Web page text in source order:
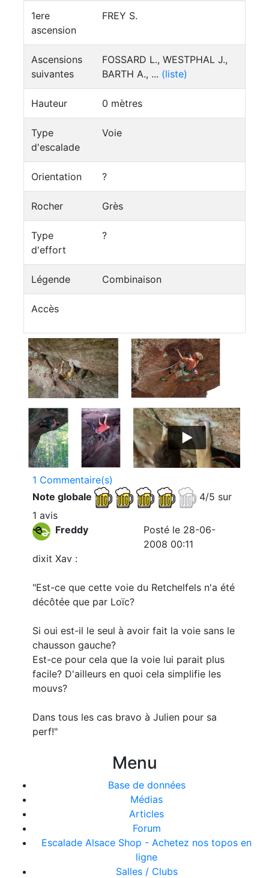
1ere
ascension
FREY S.
Ascensions
suivantes
FOSSARD L., WESTPHAL J.,
BARTH A., ... (liste)
Hauteur 0 mètres
Type
d'escalade
Voie
Orientation ?
Rocher Grès
Type
d'effort
?
Légende Combinaison
Accès
1 Commentaire(s)
Note globale
4/5 sur
1 avis
Freddy
Posté le 28-06-
2008 00:11
dixit Xav :
"Est-ce que cette voie du Retchelfels n'a été
décôtée que par Loïc?
Si oui est-il le seul à avoir fait la voie sans le
chausson gauche?
Est-ce pour cela que la voie lui parait plus
facile? D'ailleurs en quoi cela simplifie les
mouvs?
Dans tous les cas bravo à Julien pour sa
perf!"
Menu
Base de données
Médias
Articles
Forum
Escalade Alsace Shop - Achetez nos topos en
ligne
Salles / Clubs